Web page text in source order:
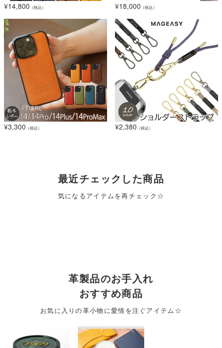
¥14,800 （税込） ¥18,000 （税込）
¥3,300 （税込） ¥2,380 （税込）
最近チェックした商品
気になるアイテムを再チェック☆
革製品のお手入れ
おすすめ商品
お気に入りの革小物に愛情を注ぐアイテム☆